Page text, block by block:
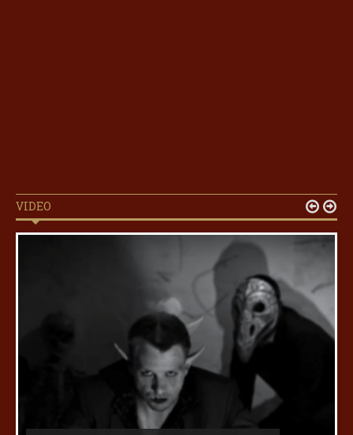
VIDEO  